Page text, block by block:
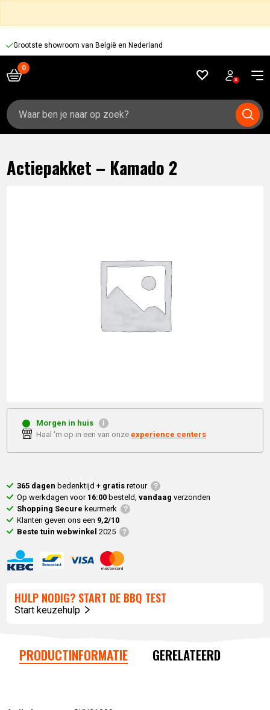
Grootste showroom van België en Nederland
Zoeken
naar:
Actiepakket – Kamado 2
Morgen in huis
Haal 'm op in een van onze experience centers
365 dagen bedenktijd + gratisretour
Op werkdagen voor 16:00 besteld,vandaag verzonden
Shopping Secure keurmerk
Klanten geven ons een 9,2/10
Beste tuin webwinkel 2025
HULP NODIG? START DE BBQ TEST
Start keuzehulp
PRODUCTINFORMATIE GERELATEERD